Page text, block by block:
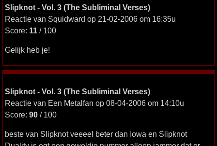
Slipknot - Vol. 3 (The Subliminal Verses)
Reactie van Squidward op 21-02-2006 om 16:35u
Score: 11 / 100
Gelijk heb je!
Slipknot - Vol. 3 (The Subliminal Verses)
Reactie van Een Metalfan op 08-04-2006 om 14:10u
Score: 90 / 100
beste van Slipknot veeeel beter dan Iowa en Slipknot